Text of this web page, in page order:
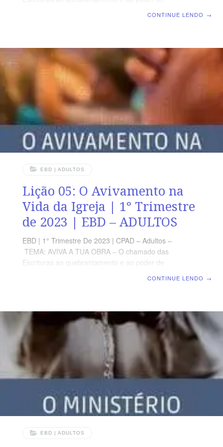
habitais em Jerusalém, seja-vos isto notório, e escutai
as minhas palavras.” (At 2.14) VERDADE PRÁTICA A
vida de um crente pode ser comparada entre o antes e
o depois de um avivamento. LEITURA DIÁRIA
CONTINUE LENDO →
EBD | ADULTOS
Lição 05: O Avivamento na
Vida da Igreja | 1° Trimestre
de 2023 | EBD – ADULTOS
EBD | 1° Trimestre De 2023 | CPAD – Adultos –
TEMA: AVIVA A TUA OBRA – O chamado das
Escrituras ao quebrantamento e ao poder de
que falassem.” (At 2.4) VERDADE PRÁTICA Ao longo
dos anos, a Igreja experimenta avivamentos por meio
do batismo no Espírito Santo e da atualidade dos dons
espirituais. LEITURA DIÁRIA Segunda – Mt 9.35
CONTINUE LENDO →
EBD | ADULTOS